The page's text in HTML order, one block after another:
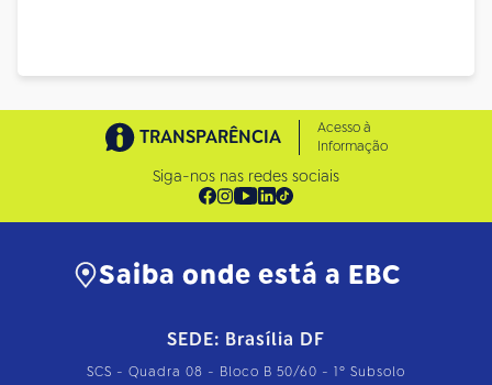
TRANSPARÊNCIA
Acesso à
Informação
Siga-nos nas redes sociais
Saiba onde está a EBC
SEDE: Brasília DF
SCS - Quadra 08 - Bloco B 50/60 - 1º Subsolo